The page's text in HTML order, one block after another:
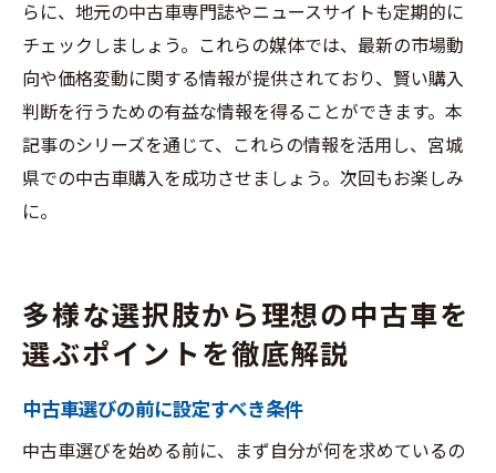
らに、地元の中古車専門誌やニュースサイトも定期的に
チェックしましょう。これらの媒体では、最新の市場動
向や価格変動に関する情報が提供されており、賢い購入
判断を行うための有益な情報を得ることができます。本
記事のシリーズを通じて、これらの情報を活用し、宮城
県での中古車購入を成功させましょう。次回もお楽しみ
に。
多様な選択肢から理想の中古車を
選ぶポイントを徹底解説
中古車選びの前に設定すべき条件
中古車選びを始める前に、まず自分が何を求めているの